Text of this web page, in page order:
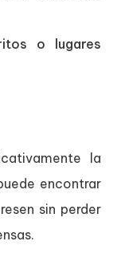
o lugares
la
encontrar
sin perder